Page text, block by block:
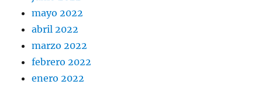
mayo 2022
abril 2022
marzo 2022
febrero 2022
enero 2022